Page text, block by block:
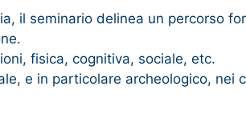
il seminario delinea un percorso
fisica, cognitiva, sociale, etc.
e in particolare archeologico, nei